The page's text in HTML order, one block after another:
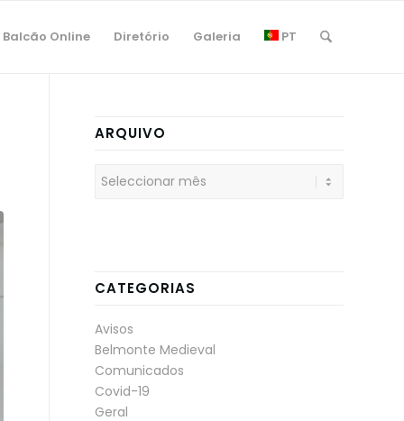
Balcão Online Diretório Galeria PT
ARQUIVO
CATEGORIAS
Avisos
Belmonte Medieval
Comunicados
Covid-19
Geral